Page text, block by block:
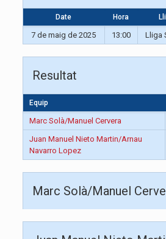
Date Hora
7 de maig de 2025 13:00 Lliga
Resultat
Equip
Marc Solà/Manuel Cervera
Juan Manuel Nieto Martin/Arnau
Navarro Lopez
Marc Solà/Manuel